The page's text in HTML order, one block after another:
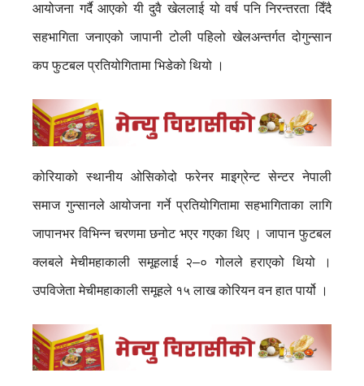
आयोजना गर्दै आएको यी दुवै खेललाई यो वर्ष पनि निरन्तरता दिँदै
सहभागिता जनाएको जापानी टोली पहिलो खेलअन्तर्गत दोगुन्सान
कप फुटबल प्रतियोगितामा भिडेको थियो ।
कोरियाको स्थानीय ओसिकोदो फरेनर माइग्रेन्ट सेन्टर नेपाली
समाज गुन्सानले आयोजना गर्ने प्रतियोगितामा सहभागिताका लागि
जापानभर विभिन्न चरणमा छनोट भएर गएका थिए । जापान फुटबल
क्लबले मेचीमहाकाली समूहलाई २–० गोलले हराएको थियो ।
उपविजेता मेचीमहाकाली समूहले १५ लाख कोरियन वन हात पार्यो ।